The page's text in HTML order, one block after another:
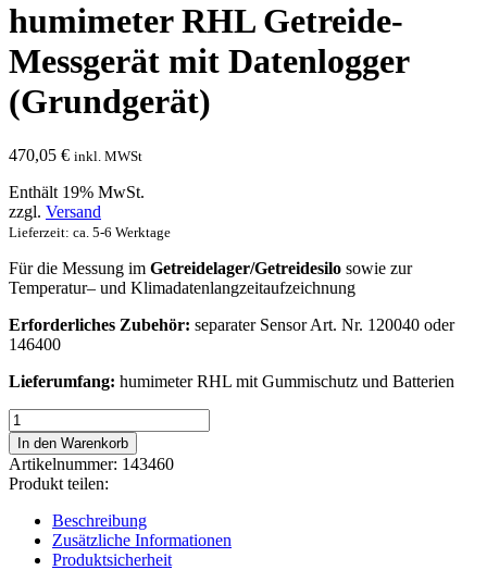
humimeter RHL Getreide-
Messgerät mit Datenlogger
(Grundgerät)
470,05 € inkl. MWSt
Enthält 19% MwSt.
zzgl. Versand
Lieferzeit: ca. 5-6 Werktage
Für die Messung im Getreidelager/Getreidesilo sowie zur
Temperatur– und Klimadatenlangzeitaufzeichnung
Erforderliches Zubehör: separater Sensor Art. Nr. 120040 oder
146400
Lieferumfang: humimeter RHL mit Gummischutz und Batterien
humimeter
RHL
Getreide-
Messgerät
mit
Datenlogger
(Grundgerät)
Menge
In den Warenkorb
Artikelnummer: 143460
Produkt teilen:
Beschreibung
Zusätzliche Informationen
Produktsicherheit